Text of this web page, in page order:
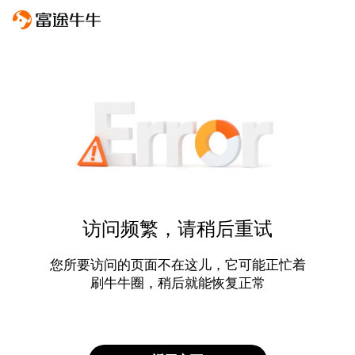
访问频繁，请稍后重试
您所要访问的页面不在这儿，它可能正忙着
刷牛牛圈，稍后就能恢复正常